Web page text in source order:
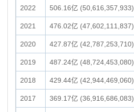
2022 506.16亿 (50,616,357,933)
2021 476.02亿 (47,602,111,837)
2020 427.87亿 (42,787,253,710)
2019 487.24亿 (48,724,453,080)
2018 429.44亿 (42,944,469,060)
2017 369.17亿 (36,916,686,083)